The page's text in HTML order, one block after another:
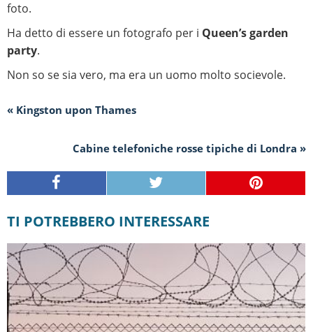
foto.
Ha detto di essere un fotografo per i Queen’s garden
party.
Non so se sia vero, ma era un uomo molto socievole.
« Kingston upon Thames
Cabine telefoniche rosse tipiche di Londra »
TI POTREBBERO INTERESSARE